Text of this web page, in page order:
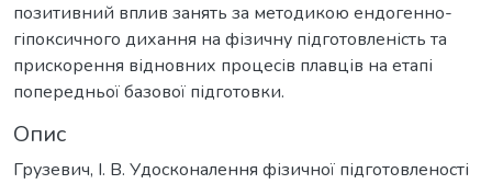
позитивний вплив занять за методикою ендогенно-
гіпоксичного дихання на фізичну підготовленість та
прискорення відновних процесів плавців на етапі
попередньої базової підготовки.
Опис
Грузевич, І. В. Удосконалення фізичної підготовленості